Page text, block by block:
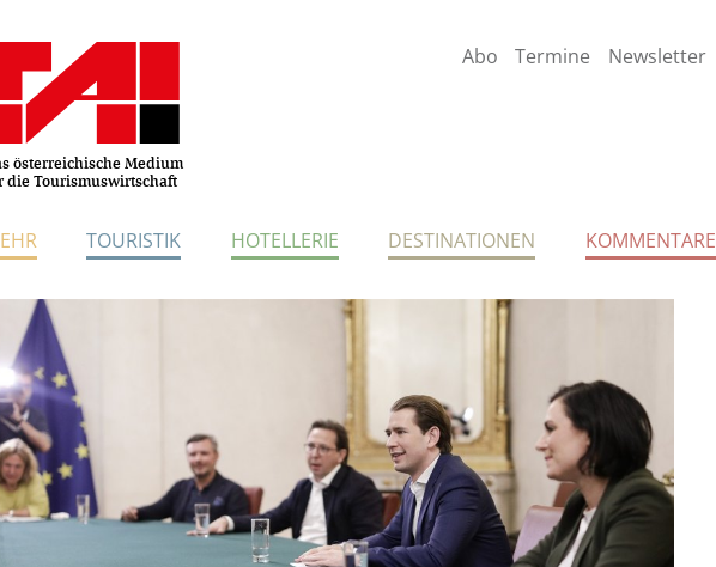
österreichische Medium
die Tourismuswirtschaft
Abo Termine Newsletter
TOURISTIK HOTELLERIE DESTINATIONEN KOMMENTARE